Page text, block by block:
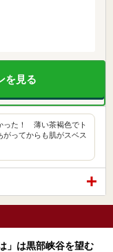
を見る
った！ 薄い茶褐色でト
がってからも肌がスベス
」は黒部峡谷を望む